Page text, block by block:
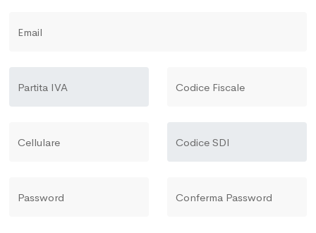
Email
Partita IVA Codice Fiscale
Cellulare Codice SDI
Password Conferma Password